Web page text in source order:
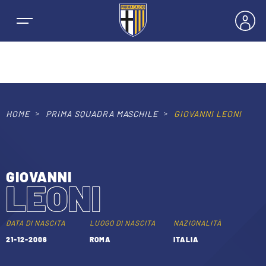
NEWS
PRIMA SQUADRA MASCHILE
PRIMA SQUADRA FEMMINILE
STAGIONE
MASCHILE
HOSPITALITY
HOME PRIMA SQUADRA MASCHILE GIOVANNI LEONI
GIOVANNI
LEONI
DATA DI NASCITA
21-12-2006
LUOGO DI NASCITA
ROMA
NAZIONALITÀ
ITALIA